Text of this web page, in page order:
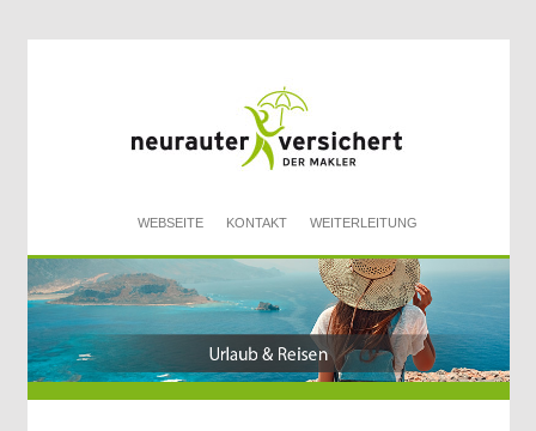
WEBSEITE KONTAKT WEITERLEITUNG